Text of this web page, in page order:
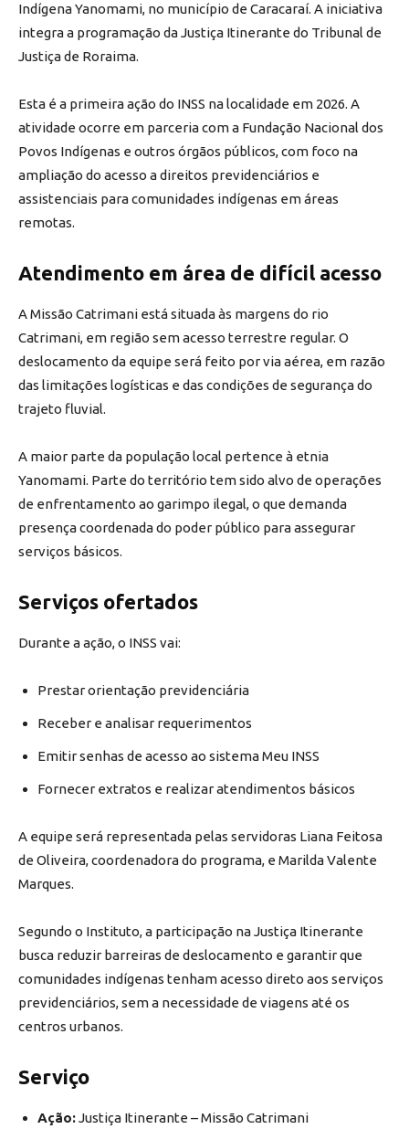
Indígena Yanomami, no município de Caracaraí. A iniciativa
integra a programação da Justiça Itinerante do Tribunal de
Justiça de Roraima.
Esta é a primeira ação do INSS na localidade em 2026. A
atividade ocorre em parceria com a Fundação Nacional dos
Povos Indígenas e outros órgãos públicos, com foco na
ampliação do acesso a direitos previdenciários e
assistenciais para comunidades indígenas em áreas
remotas.
Atendimento em área de difícil acesso
A Missão Catrimani está situada às margens do rio
Catrimani, em região sem acesso terrestre regular. O
deslocamento da equipe será feito por via aérea, em razão
das limitações logísticas e das condições de segurança do
trajeto fluvial.
A maior parte da população local pertence à etnia
Yanomami. Parte do território tem sido alvo de operações
de enfrentamento ao garimpo ilegal, o que demanda
presença coordenada do poder público para assegurar
serviços básicos.
Serviços ofertados
Durante a ação, o INSS vai:
Prestar orientação previdenciária
Receber e analisar requerimentos
Emitir senhas de acesso ao sistema Meu INSS
Fornecer extratos e realizar atendimentos básicos
A equipe será representada pelas servidoras Liana Feitosa
de Oliveira, coordenadora do programa, e Marilda Valente
Marques.
Segundo o Instituto, a participação na Justiça Itinerante
busca reduzir barreiras de deslocamento e garantir que
comunidades indígenas tenham acesso direto aos serviços
previdenciários, sem a necessidade de viagens até os
centros urbanos.
Serviço
Ação:Justiça Itinerante – Missão Catrimani